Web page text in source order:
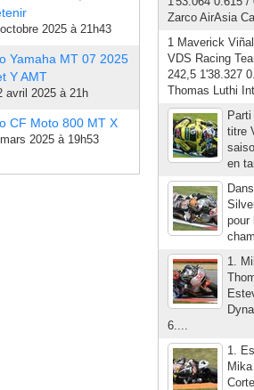
2025 à 21h43
Yamaha MT 07 2025
Y AMT
avril 2025 à 21h
CF Moto 800 MT X
2025 à 19h53
Zarco AirAsia
1 Maverick
VDS Racing
242,5 1'38.327
Thomas Luthi
titre
en
pour
1.
6....
1.